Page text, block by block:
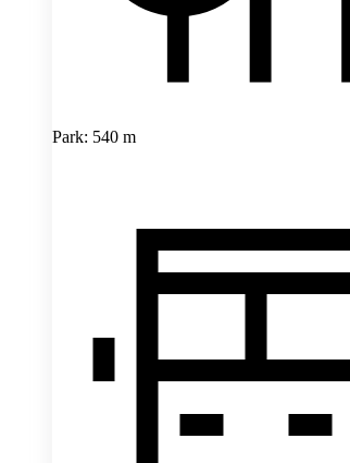
Park: 540 m